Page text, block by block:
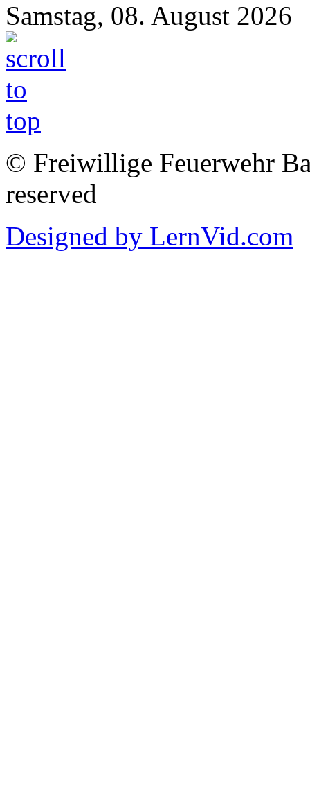
Samstag, 08. August 2026
© Freiwillige Feuerwehr
reserved
Designed by LernVid.com